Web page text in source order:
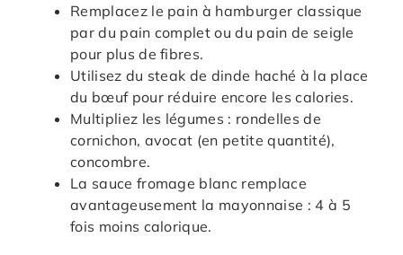
Remplacez le pain à hamburger classique
par du pain complet ou du pain de seigle
pour plus de fibres.
Utilisez du steak de dinde haché à la place
du bœuf pour réduire encore les calories.
Multipliez les légumes : rondelles de
cornichon, avocat (en petite quantité),
concombre.
La sauce fromage blanc remplace
avantageusement la mayonnaise : 4 à 5
fois moins calorique.